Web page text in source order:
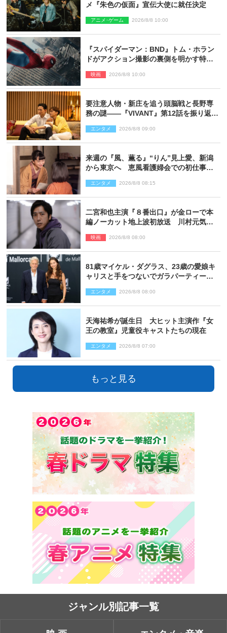
メ『朱色の仮面』宣伝大使に就任決定
アニメ･ゲーム 2026/8/8 10:00
『スパイダーマン：BND』トム・ホラン
ドがアクション撮影の裏側を明かす特別
映画 2026/8/8 10:00
要注意人物・新庄を追う頭脳戦と長野専
務の謎――『VIVANT』第12話を振り返
エンタメ 2026/8/8 09:00
来週の『風、薫る』“りん”見上愛、新潟
から東京へ 恵風看護婦会での初仕事に
エンタメ 2026/8/8 08:15
二宮和也主演『８番出口』が金ローで本
編ノーカット地上波初放送 川村元気監
映画 2026/8/8 08:00
81歳マイケル・ダグラス、23歳の愛娘キ
ャリスと手をつないでガラパーティーに
エンタメ 2026/8/8 08:00
天海祐希が誕生日 大ヒット主演作『女
王の教室』児童役キャストたちの現在
エンタメ 2026/8/8 07:00
もっと見る
ジャンル別記事一覧